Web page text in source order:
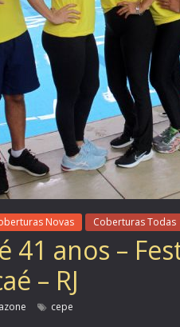
Novas Coberturas Todas
41 anos –
– RJ
cepe